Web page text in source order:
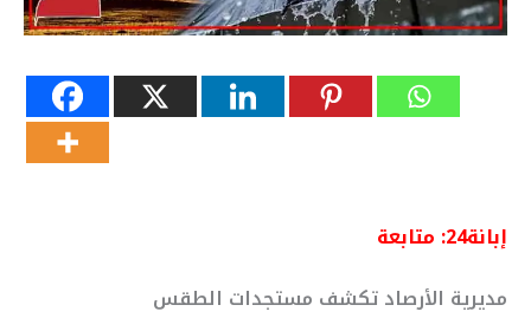
إبانة24: متابعة
مديرية الأرصاد تكشف مستجدات الطقس